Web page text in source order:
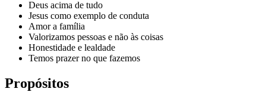
Deus acima de tudo
Jesus como exemplo de conduta
Amor a família
Valorizamos pessoas e não às coisas
Honestidade e lealdade
Temos prazer no que fazemos
Propósitos